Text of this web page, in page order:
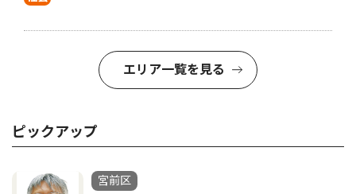
エリア一覧を見る
ピックアップ
宮前区